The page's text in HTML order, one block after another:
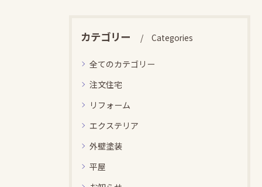
カテゴリー Categories
全てのカテゴリー
注文住宅
リフォーム
エクステリア
外壁塗装
平屋